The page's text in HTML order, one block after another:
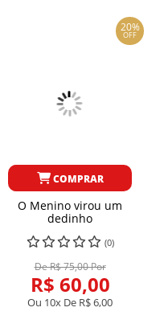
20%
OFF
COMPRAR
O Menino virou um
dedinho
(0)
De R$ 75,00 Por
R$ 60,00
Ou 10x De R$ 6,00